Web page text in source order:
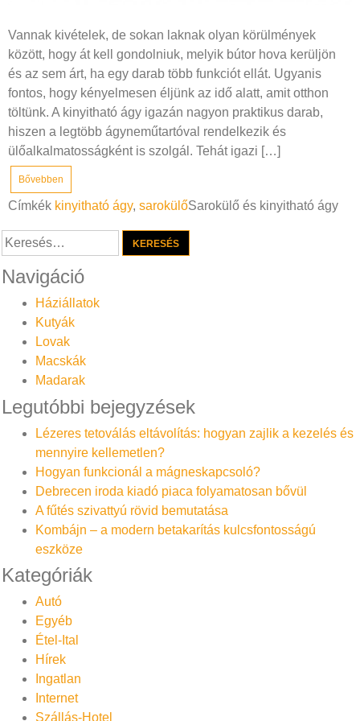
Vannak kivételek, de sokan laknak olyan körülmények
között, hogy át kell gondolniuk, melyik bútor hova kerüljön
és az sem árt, ha egy darab több funkciót ellát. Ugyanis
fontos, hogy kényelmesen éljünk az idő alatt, amit otthon
töltünk. A kinyitható ágy igazán nagyon praktikus darab,
hiszen a legtöbb ágyneműtartóval rendelkezik és
ülőalkalmatosságként is szolgál. Tehát igazi […]
Bővebben
Címkék kinyitható ágy, sarokülőSarokülő és kinyitható ágy
Keresés:
Navigáció
Háziállatok
Kutyák
Lovak
Macskák
Madarak
Legutóbbi bejegyzések
Lézeres tetoválás eltávolítás: hogyan zajlik a kezelés és
mennyire kellemetlen?
Hogyan funkcionál a mágneskapcsoló?
Debrecen iroda kiadó piaca folyamatosan bővül
A fűtés szivattyú rövid bemutatása
Kombájn – a modern betakarítás kulcsfontosságú
eszköze
Kategóriák
Autó
Egyéb
Étel-Ital
Hírek
Ingatlan
Internet
Szállás-Hotel